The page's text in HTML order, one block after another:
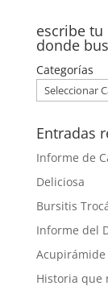
escribe tu
donde
Categorías
Entradas
Informe de
Deliciosa
Bursitis
Informe del
Acupirámide
Historia que